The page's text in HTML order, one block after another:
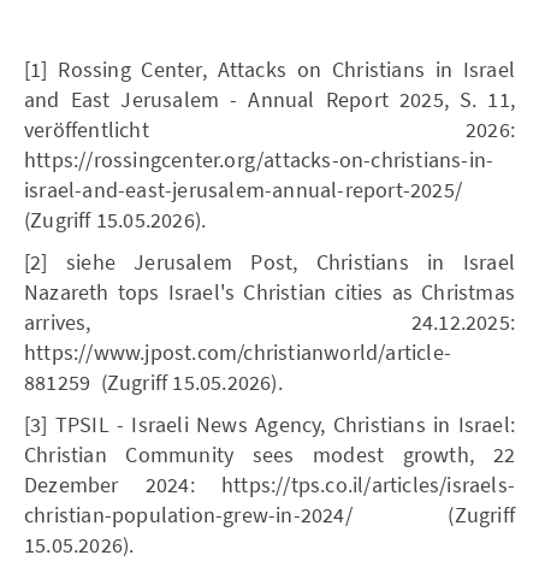
[1] Rossing Center, Attacks on Christians in Israel
and East Jerusalem - Annual Report 2025, S. 11,
veröffentlicht 2026:
https://rossingcenter.org/attacks-on-christians-in-
israel-and-east-jerusalem-annual-report-2025/
(Zugriff 15.05.2026).
[2] siehe Jerusalem Post, Christians in Israel
Nazareth tops Israel's Christian cities as Christmas
arrives, 24.12.2025:
https://www.jpost.com/christianworld/article-
881259 (Zugriff 15.05.2026).
[3] TPSIL - Israeli News Agency, Christians in Israel:
Christian Community sees modest growth, 22
Dezember 2024: https://tps.co.il/articles/israels-
christian-population-grew-in-2024/ (Zugriff
15.05.2026).